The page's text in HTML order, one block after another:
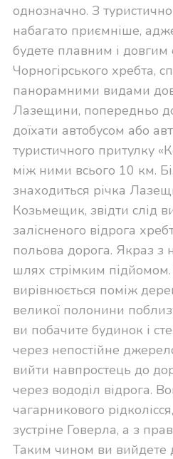
однозначно. З
набагато приємніше,
будете плавним і довгим
Чорногірського хребта,
панорамними видами
Лазещини, попередньо
доїхати автобусом або
туристичного притулку
між ними всього 10 км.
знаходиться річка
Козьмещик, звідти слід
залісненого відрога
польова дорога. Якраз з
шлях стрімким
вирівнюється поміж
великої полонини
ви побачите будинок і
через непостійне
вийти навпростець до
через вододіл відрога.
чагарникового
зустріне Говерла, а з
Таким чином ви вийдете